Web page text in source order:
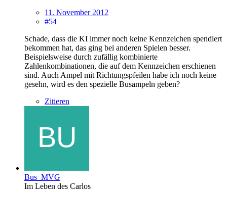
11. November 2012
#54
Schade, dass die KI immer noch keine Kennzeichen spendiert
bekommen hat, das ging bei anderen Spielen besser.
Beispielsweise durch zufällig kombinierte
Zahlenkombinationen, die auf dem Kennzeichen erschienen
sind. Auch Ampel mit Richtungspfeilen habe ich noch keine
gesehn, wird es den spezielle Busampeln geben?
Zitieren
Bus_MVG
Im Leben des Carlos